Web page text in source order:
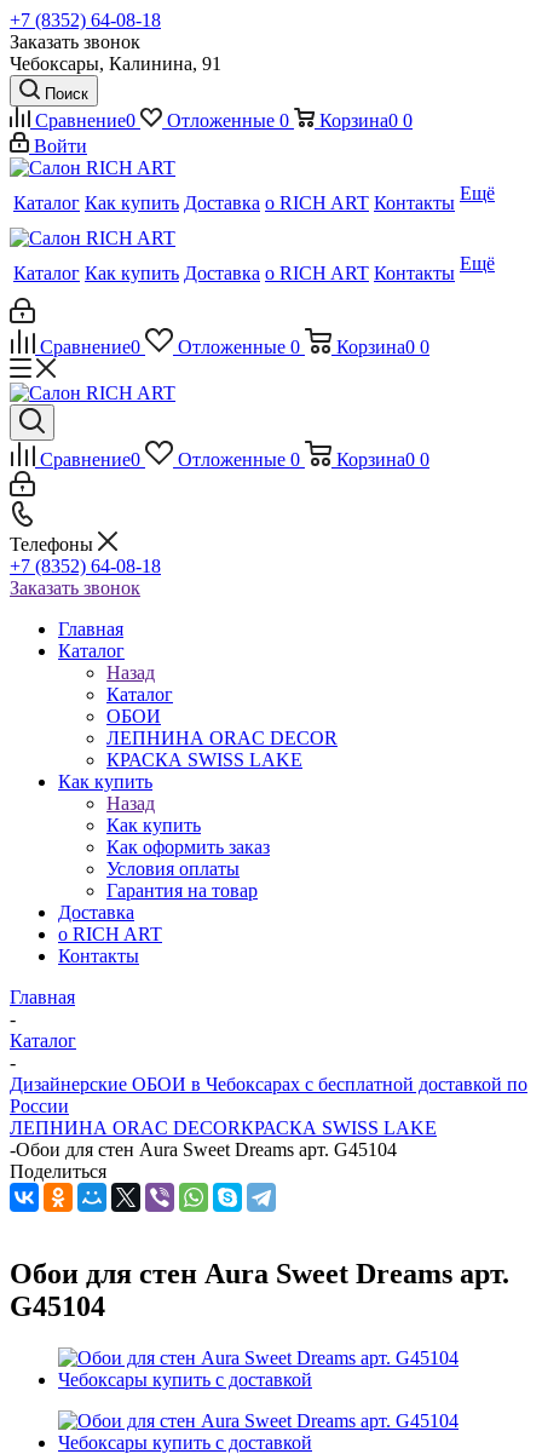
+7 (8352) 64-08-18
Заказать звонок
Чебоксары, Калинина, 91
Поиск
Сравнение0 Отложенные 0 Корзина0 0
Войти
Каталог Как купить Доставка о RICH ART Контакты Ещё
Каталог Как купить Доставка о RICH ART Контакты Ещё
Сравнение0 Отложенные 0 Корзина0 0
Сравнение0 Отложенные 0 Корзина0 0
Телефоны
+7 (8352) 64-08-18
Заказать звонок
Главная
Каталог
Назад
Каталог
ОБОИ
ЛЕПНИНА ORAC DECOR
КРАСКА SWISS LAKE
Как купить
Назад
Как купить
Как оформить заказ
Условия оплаты
Гарантия на товар
Доставка
о RICH ART
Контакты
Главная
-
Каталог
-
Дизайнерские ОБОИ в Чебоксарах с бесплатной доставкой по
России
ЛЕПНИНА ORAC DECORКРАСКА SWISS LAKE
-Обои для стен Aura Sweet Dreams арт. G45104
Поделиться
Обои для стен Aura Sweet Dreams арт.
G45104